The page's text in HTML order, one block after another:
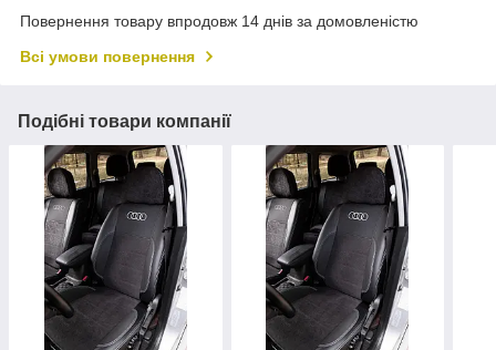
Повернення товару впродовж 14 днів за домовленістю
Всі умови повернення
Подібні товари компанії